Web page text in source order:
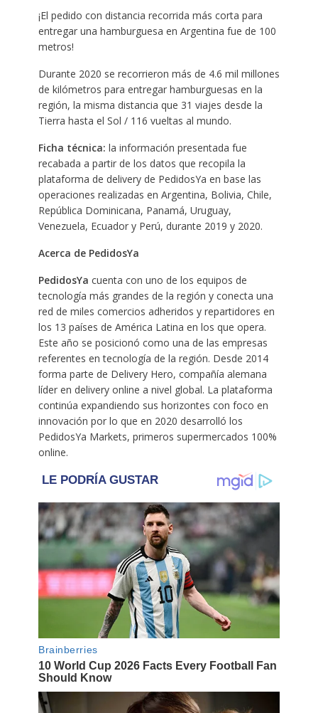
¡El pedido con distancia recorrida más corta para
entregar una hamburguesa en Argentina fue de 100
metros!
Durante 2020 se recorrieron más de 4.6 mil millones
de kilómetros para entregar hamburguesas en la
región, la misma distancia que 31 viajes desde la
Tierra hasta el Sol / 116 vueltas al mundo.
Ficha técnica: la información presentada fue
recabada a partir de los datos que recopila la
plataforma de delivery de PedidosYa en base las
operaciones realizadas en Argentina, Bolivia, Chile,
República Dominicana, Panamá, Uruguay,
Venezuela, Ecuador y Perú, durante 2019 y 2020.
Acerca de PedidosYa
PedidosYa cuenta con uno de los equipos de
tecnología más grandes de la región y conecta una
red de miles comercios adheridos y repartidores en
los 13 países de América Latina en los que opera.
Este año se posicionó como una de las empresas
referentes en tecnología de la región. Desde 2014
forma parte de Delivery Hero, compañía alemana
líder en delivery online a nivel global. La plataforma
continúa expandiendo sus horizontes con foco en
innovación por lo que en 2020 desarrolló los
PedidosYa Markets, primeros supermercados 100%
online.